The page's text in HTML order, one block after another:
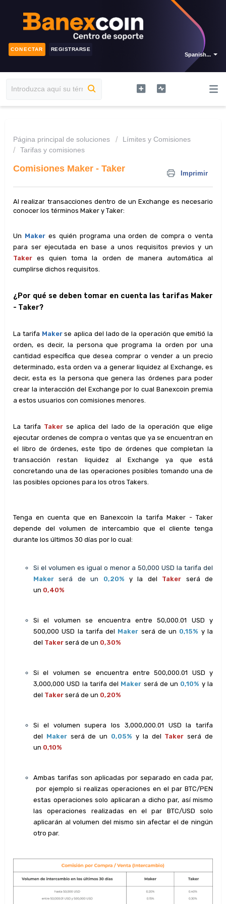
Spanish...
CONECTAR REGISTRARSE
Página principal de soluciones
Límites y Comisiones
Tarifas y comisiones
Comisiones Maker - Taker Imprimir
Al realizar transacciones dentro de un Exchange es necesario
conocer los términos Maker y Taker:
Un Maker es quién programa una orden de compra o venta
para ser ejecutada en base a unos requisitos previos y un
Takeres quien toma la orden de manera automática al
cumplirse dichos requisitos.
¿Por qué se deben tomar en cuenta las tarifas Maker
- Taker?
La tarifa Makerse aplica del lado de la operación que emitió la
orden, es decir, la persona que programa la orden por una
cantidad específica que desea comprar o vender a un precio
determinado, esta orden va a generar liquidez al Exchange, es
decir, esta es la persona que genera las órdenes para poder
crear la interacción del Exchange por lo cual Banexcoin premia
a estos usuarios con comisiones menores.
La tarifa Taker se aplica del lado de la operación que elige
ejecutar ordenes de compra o ventas que ya se encuentran en
el libro de órdenes, este tipo de órdenes que completan la
transacción restan liquidez al Exchange ya que está
concretando una de las operaciones posibles tomando una de
las posibles opciones para los otros Takers.
Tenga en cuenta que en Banexcoin la tarifa Maker - Taker
depende del volumen de intercambio que el cliente tenga
durante los últimos 30 días por lo cual:
Si el volumen es igual o menor a 50,000 USD la tarifa del
Maker
será de un 0,20% y la del Taker será de
un 0,40%
Si el volumen se encuentra entre 50,000.01 USD y
500,000 USD la tarifa del Maker será de un 0,15% y la
del Taker será de un 0,30%
Si el volumen se encuentra entre 500,000.01 USD y
3,000,000 USD la tarifa del Maker será de un 0,10% y la
del Taker será de un 0,20%
Si el volumen supera los 3,000,000.01 USD la tarifa
del Makerserá de un 0,05% y la del Takerserá de
un 0,10%
Ambas tarifas son aplicadas por separado en cada par,
por ejemplo si realizas operaciones en el par BTC/PEN
estas operaciones solo aplicaran a dicho par, así mismo
las operaciones realizadas en el par BTC/USD solo
aplicarán al volumen del mismo sin afectar el de ningún
otro par.